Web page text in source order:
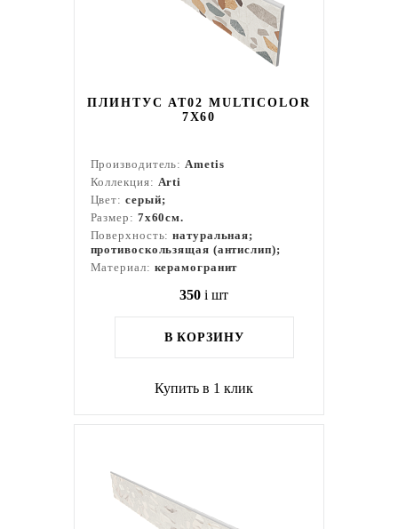
ПЛИНТУС AT02 MULTICOLOR
7X60
Производитель:Ametis
Коллекция: Arti
Цвет: серый;
Размер: 7x60см.
Поверхность:натуральная;
противоскользящая (антислип);
Материал: керамогранит
350 i шт
В КОРЗИНУ
Купить в 1 клик